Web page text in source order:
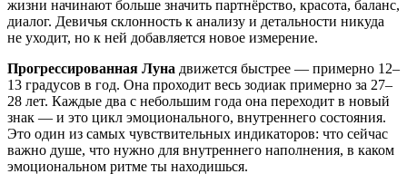
жизни начинают больше значить партнёрство, красота, баланс,
диалог. Девичья склонность к анализу и детальности никуда
не уходит, но к ней добавляется новое измерение.
Прогрессированная Луна движется быстрее — примерно 12–
13 градусов в год. Она проходит весь зодиак примерно за 27–
28 лет. Каждые два с небольшим года она переходит в новый
знак — и это цикл эмоционального, внутреннего состояния.
Это один из самых чувствительных индикаторов: что сейчас
важно душе, что нужно для внутреннего наполнения, в каком
эмоциональном ритме ты находишься.